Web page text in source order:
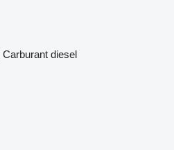
Carburant diesel